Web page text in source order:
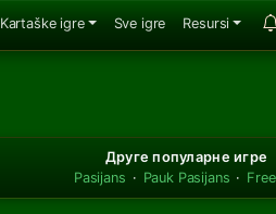
Kartaške igre Sve igre Resursi
Друге популарне игре
Pasijans · Pauk Pasijans ·